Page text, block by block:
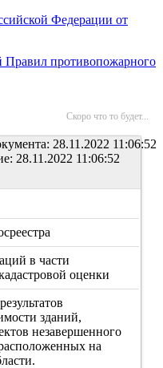
Федерации от
Правил противопожарного
Скоро что то будет...
28.11.2022 11:06:52
28.11.2022 11:06:52
в части
оценки
зданий,
незавершенного
на